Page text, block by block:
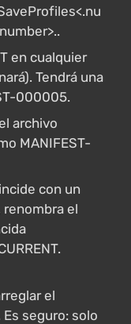
en cualquier
Tendrá una
000005.
archivo
MANIFEST-
con un
renombra el
el
seguro: solo